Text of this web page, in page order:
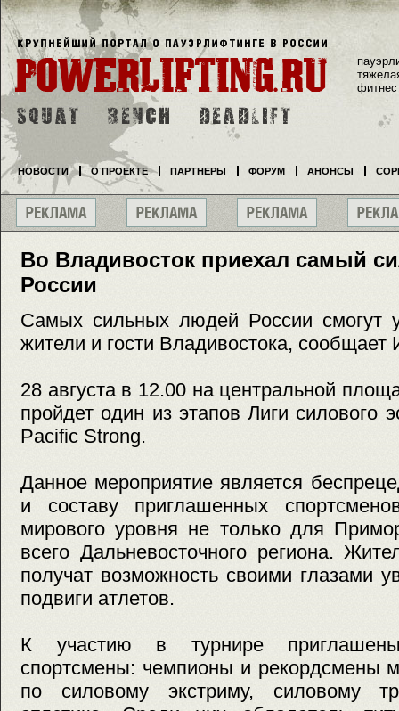
Во Владивосток приехал самый
России
Самых сильных людей России смогут
жители и гости Владивостока,
28 августа в 12.00 на центральной
пройдет один из этапов Лиги силового
Pacific Strong.
Данное мероприятие является
и составу приглашенных
мирового уровня не только для
всего Дальневосточного региона.
получат возможность своими глазами
подвиги атлетов.
К участию в турнире приглашены
спортсмены: чемпионы и рекордсмены
по силовому экстриму, силовому
фитнес
НОВОСТИ О ПРОЕКТЕ ПАРТНЕРЫ ФОРУМ АНОНСЫ